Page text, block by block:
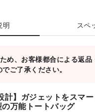
明 スペ
め、お客様都合による返品
ご了承ください。
計】ガジェットをスマ
万能トートバッグ